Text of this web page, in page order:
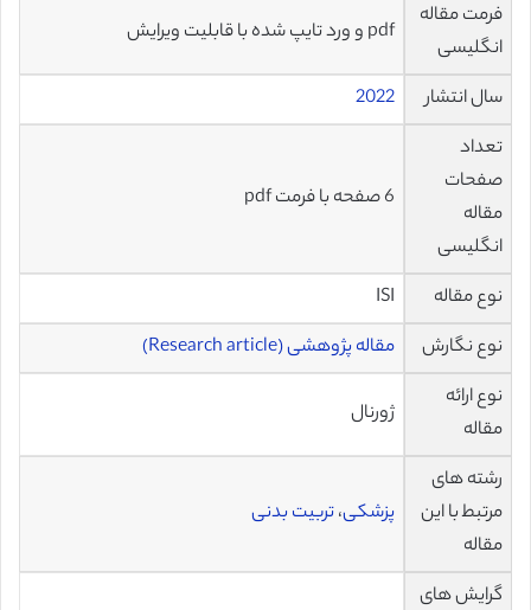
فرمت مقاله
انگلیسی
pdf و ورد تایپ شده با قابلیت ویرایش
سال انتشار
2022
تعداد
صفحات
مقاله
انگلیسی
6 صفحه با فرمت pdf
نوع مقاله
ISI
نوع نگارش
مقاله پژوهشی (Research article)
نوع ارائه
مقاله
ژورنال
رشته های
مرتبط با این
مقاله
پزشکی،تربیت بدنی
گرایش های